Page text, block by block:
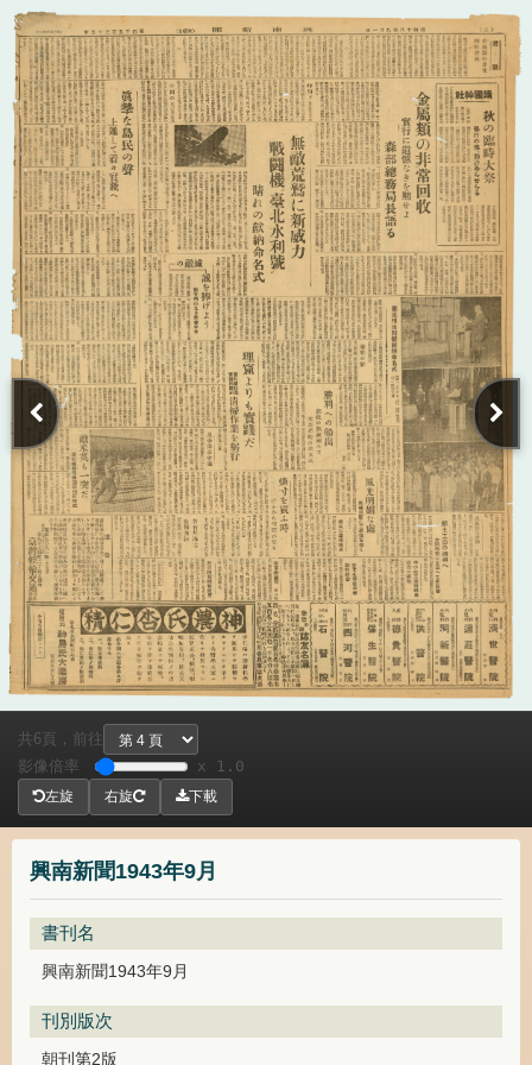
興南新聞1943年9月
書刊名
興南新聞1943年9月
刊別版次
朝刊第2版
共 6頁，
前往
影像倍率
x 1.0
左旋 右旋 下載